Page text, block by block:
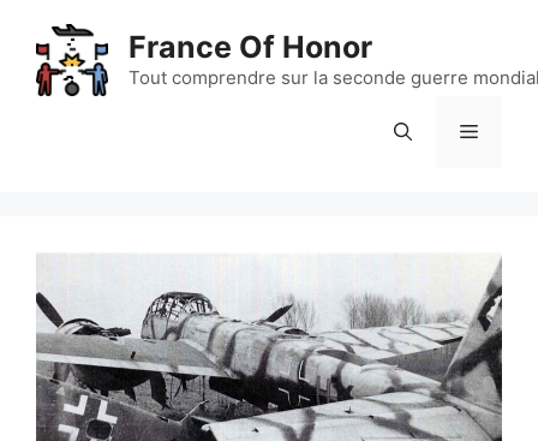
contenu
France Of Honor
Tout comprendre sur la seconde guerre
Menu